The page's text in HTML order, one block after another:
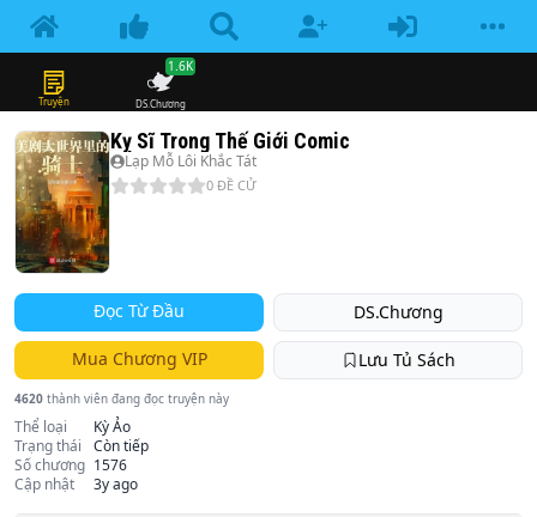
Truyện DS.Chương
1.6K
Kỵ Sĩ Trong Thế Giới Comic
Lạp Mỗ Lôi Khắc Tát
0 ĐỀ CỬ
Đọc Từ Đầu DS.Chương
Mua Chương VIP Lưu Tủ Sách
4620 thành viên đang đọc truyện này
Thể loại
Kỳ Ảo
Trạng thái
Còn tiếp
Số chương 1576
Cập nhật
3y ago